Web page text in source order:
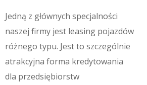
Jedną z głównych specjalności
naszej firmy jest leasing pojazdów
różnego typu. Jest to szczególnie
atrakcyjna forma kredytowania
dla przedsiębiorstw